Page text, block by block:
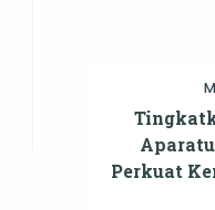
Perkuat